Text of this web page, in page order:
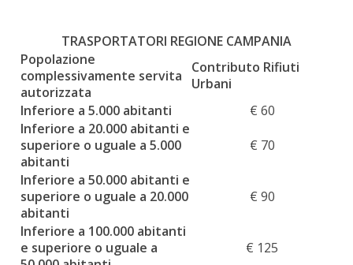
TRASPORTATORI REGIONE CAMPANIA
Popolazione
complessivamente servita
autorizzata
Contributo Rifiuti
Urbani
Inferiore a 5.000 abitanti
€ 60
Inferiore a 20.000 abitanti e
superiore o uguale a 5.000
abitanti
€ 70
Inferiore a 50.000 abitanti e
superiore o uguale a 20.000
abitanti
€ 90
Inferiore a 100.000 abitanti
e superiore o uguale a
€ 125